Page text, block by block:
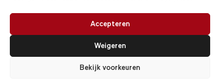
Accepteren
Weigeren
Bekijk voorkeuren